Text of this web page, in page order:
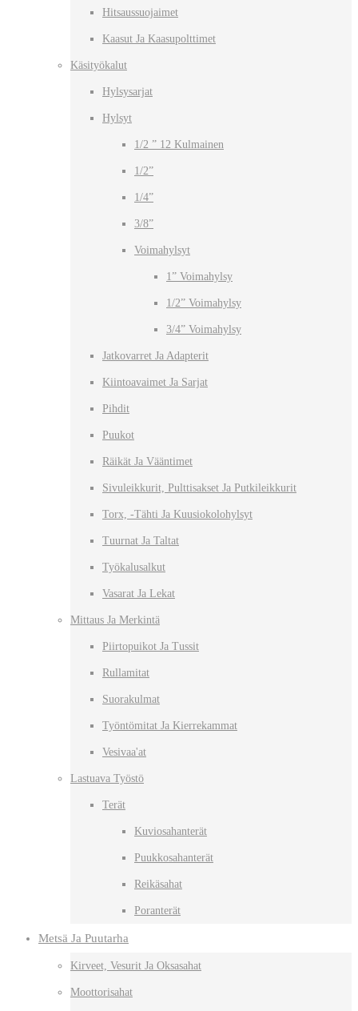
Hitsaussuojaimet
Kaasut Ja Kaasupolttimet
Käsityökalut
Hylsysarjat
Hylsyt
1/2 ” 12 Kulmainen
1/2”
1/4”
3/8”
Voimahylsyt
1” Voimahylsy
1/2” Voimahylsy
3/4” Voimahylsy
Jatkovarret Ja Adapterit
Kiintoavaimet Ja Sarjat
Pihdit
Puukot
Räikät Ja Vääntimet
Sivuleikkurit, Pulttisakset Ja Putkileikkurit
Torx, -tähti Ja Kuusiokolohylsyt
Tuurnat Ja Taltat
Työkalusalkut
Vasarat Ja Lekat
Mittaus Ja Merkintä
Piirtopuikot Ja Tussit
Rullamitat
Suorakulmat
Työntömitat Ja Kierrekammat
Vesivaa'at
Lastuava Työstö
Terät
Kuviosahanterät
Puukkosahanterät
Reikäsahat
Poranterät
Metsä Ja Puutarha
Kirveet, Vesurit Ja Oksasahat
Moottorisahat